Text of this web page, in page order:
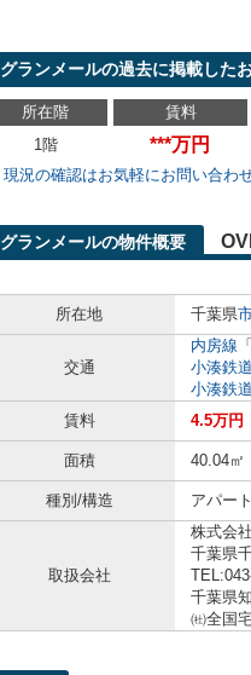
グランメールの過去に掲載した
所在階 賃料
1階
***万円
現況の確認はお気軽にお問い合わ
グランメールの物件概要
所在地
千葉県
交通
内房線 「
小湊鉄道
小湊鉄道
賃料
4.5万円
面積 40.04㎡
種別/構造 アパー
取扱会社
株式会
千葉県
千葉県
㈳全国